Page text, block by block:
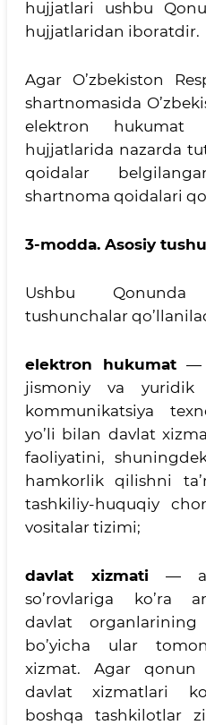
hujjatlari ushbu
hujjatlaridan iboratdir.
Agar O’zbekiston
shartnomasida
elektron hukumat
hujjatlarida nazarda
qoidalar
shartnoma qoidalari
3-modda. Asosiy
Ushbu
tushunchalar
elektron hukumat —
jismoniy va yuridik
kommunikatsiya
yo’li bilan davlat
faoliyatini,
hamkorlik qilishni
tashkiliy-huquqiy
vositalar tizimi;
davlat xizmati —
so’rovlariga ko’ra
davlat
bo’yicha ular
xizmat. Agar qonun
davlat xizmatlari
boshqa tashkilotlar